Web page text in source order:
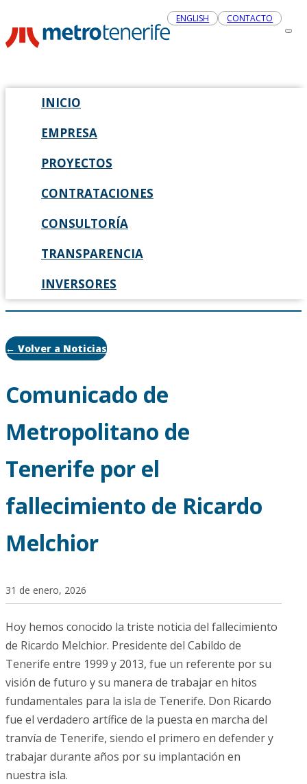
ENGLISH CONTACTO
INICIO
EMPRESA
PROYECTOS
CONTRATACIONES
CONSULTORÍA
TRANSPARENCIA
INVERSORES
← Volver a Noticias
Comunicado de
Metropolitano de
Tenerife por el
fallecimiento de Ricardo
Melchior
31 de enero, 2026
Hoy hemos conocido la triste noticia del fallecimiento
de Ricardo Melchior. Presidente del Cabildo de
Tenerife entre 1999 y 2013, fue un referente por su
visión de futuro y su manera de trabajar en hitos
fundamentales para la isla de Tenerife. Don Ricardo
fue el verdadero artífice de la puesta en marcha del
tranvía de Tenerife, siendo el primero en defender y
trabajar durante años por su implantación en
nuestra isla.